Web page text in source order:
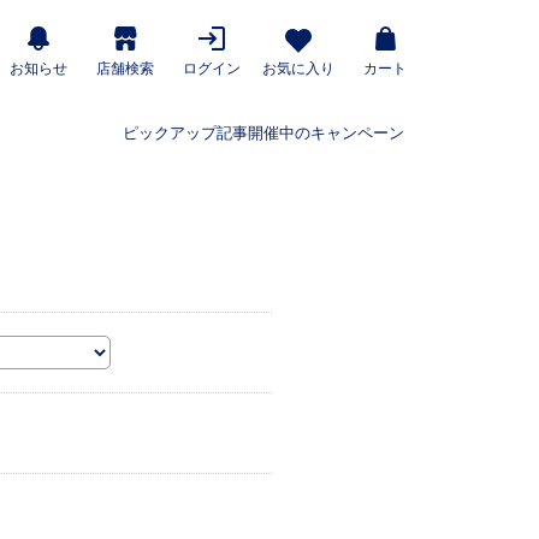
お知らせ 店舗検索 ログイン お気に入り カート
ピックアップ記事開催中のキャンペーン